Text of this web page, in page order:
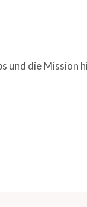
und die Mission